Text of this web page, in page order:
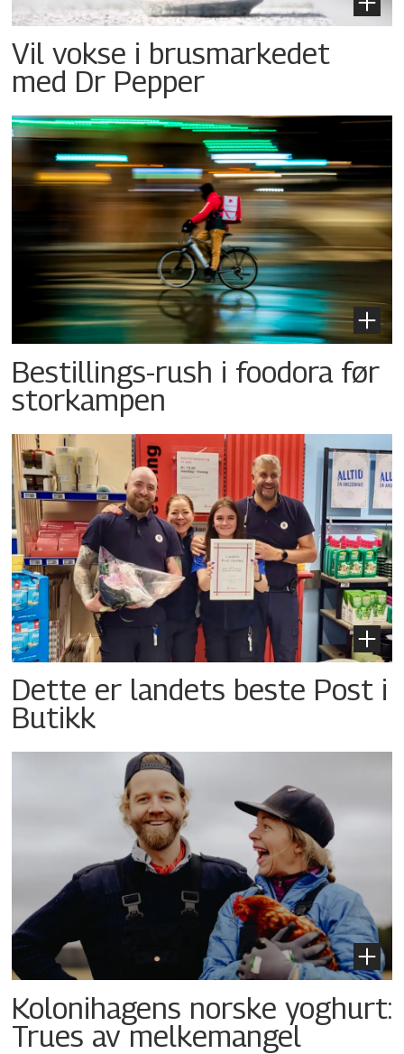
Vil vokse i brusmarkedet
med Dr Pepper
Bestillings-rush i foodora før
storkampen
Dette er landets beste Post i
Butikk
Kolonihagens norske yoghurt:
Trues av melkemangel